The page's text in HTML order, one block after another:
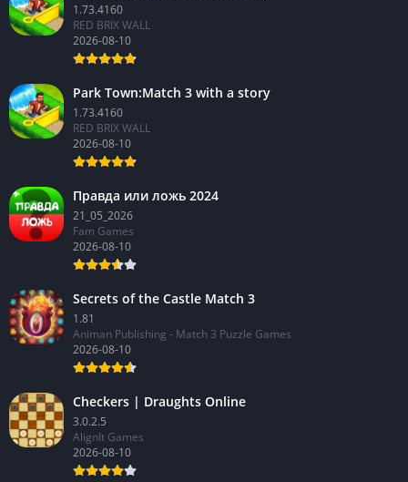
1.73.4160
RED BRIX WALL
2026-08-10
Park Town:Match 3 with a story
1.73.4160
RED BRIX WALL
2026-08-10
Правда или ложь 2024
21_05_2026
Fam Games
2026-08-10
Secrets of the Castle Match 3
1.81
Animan Publishing - Match 3 Puzzle Games
2026-08-10
Checkers | Draughts Online
3.0.2.5
AlignIt Games
2026-08-10